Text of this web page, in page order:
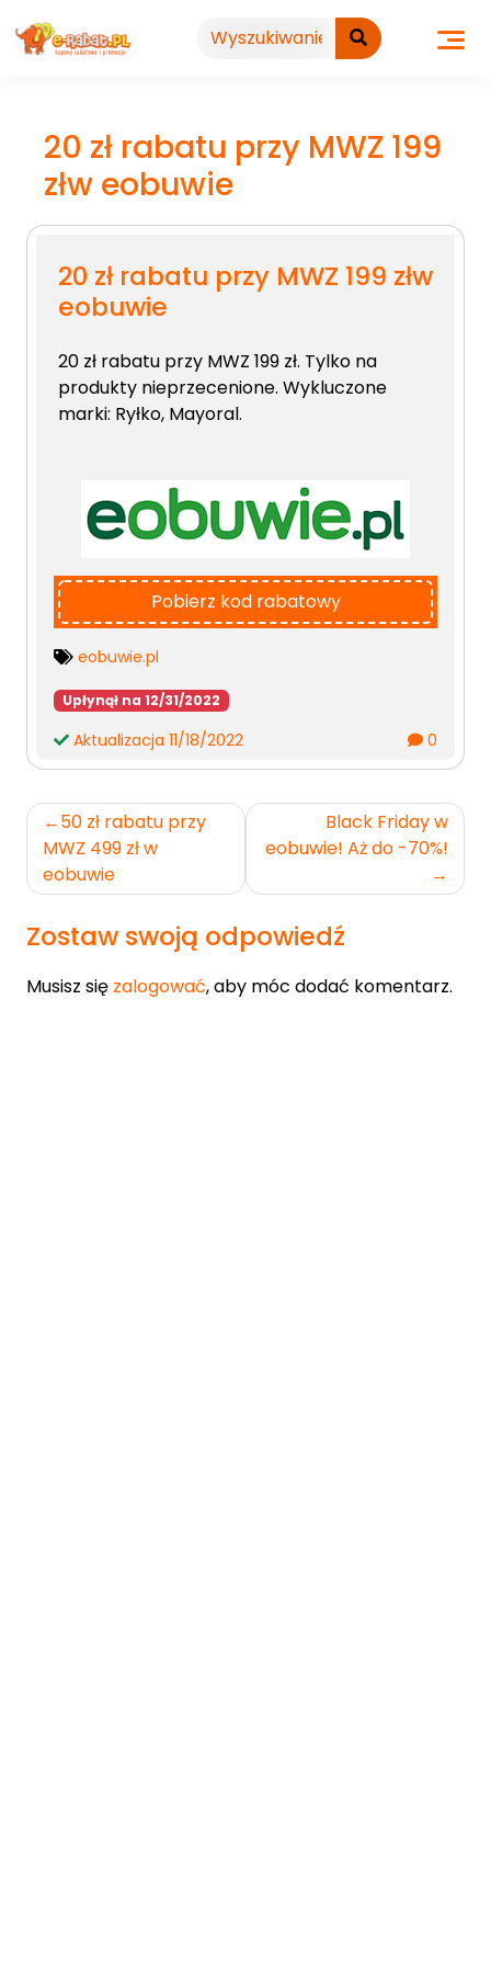
do
treści
20 zł rabatu przy MWZ 199
złw eobuwie
20 zł rabatu przy MWZ 199 złw
eobuwie
20 zł rabatu przy MWZ 199 zł. Tylko na
produkty nieprzecenione. Wykluczone
marki: Ryłko, Mayoral.
Pobierz kod rabatowy
eobuwie.pl
Upłynął na 12/31/2022
Aktualizacja 11/18/2022 0
Nawigacja
wpisu
50 zł rabatu przy
MWZ 499 zł w
eobuwie
Black Friday w
eobuwie! Aż do -70%!
Zostaw swoją odpowiedź
Musisz się zalogować, aby móc dodać komentarz.